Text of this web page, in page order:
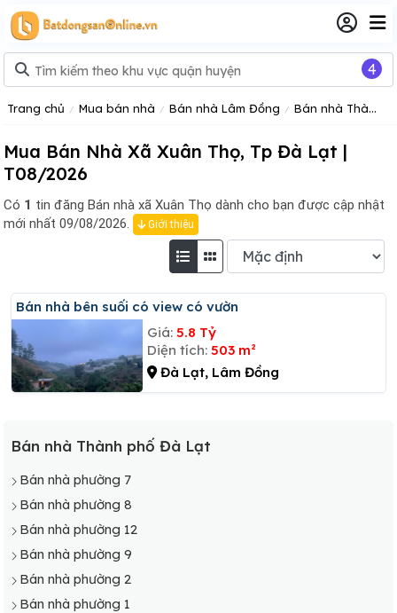
Trang chủ Mua bán nhà Bán nhà Lâm Đồng Bán nhà Thành phố Đà Lạt
Mua Bán Nhà Xã Xuân Thọ, Tp Đà Lạt |
T08/2026
Có 1 tin đăng Bán nhà xã Xuân Thọ dành cho bạn được cập nhật
mới nhất 09/08/2026.
Giới thiệu
Bán nhà bên suối có view có vườn
Giá: 5.8 Tỷ
Diện tích: 503 m²
Đà Lạt, Lâm Đồng
Bán nhà Thành phố Đà Lạt
Bán nhà phường 7
Bán nhà phường 8
Bán nhà phường 12
Bán nhà phường 9
Bán nhà phường 2
Bán nhà phường 1
4